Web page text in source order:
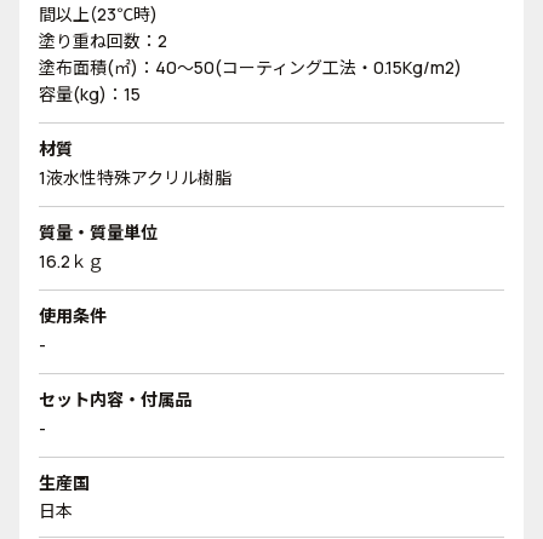
間以上(23℃時)
塗り重ね回数：2
塗布面積(㎡)：40～50(コーティング工法・0.15Kg/m2)
容量(kg)：15
材質
1液水性特殊アクリル樹脂
質量・質量単位
16.2ｋｇ
使用条件
-
セット内容・付属品
-
生産国
日本